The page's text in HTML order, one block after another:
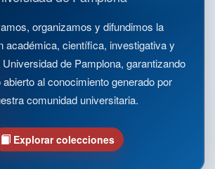
organizamos y difundimos la
académica, científica, investigativa y
de Pamplona, garantizando
al conocimiento generado por
comunidad universitaria.
Explorar colecciones